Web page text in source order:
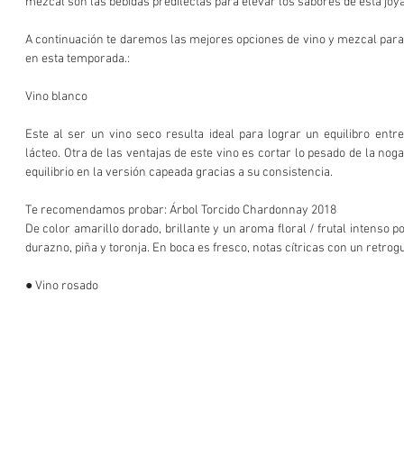
A continuación te daremos las mejores opciones de vino y mezcal
en esta temporada.:
Vino blanco
Este al ser un vino seco resulta ideal para lograr un equilibro
lácteo. Otra de las ventajas de este vino es cortar lo pesado de la
equilibrio en la versión capeada gracias a su consistencia.
Te recomendamos probar: Árbol Torcido Chardonnay 2018
De color amarillo dorado, brillante y un aroma floral / frutal intenso
durazno, piña y toronja. En boca es fresco, notas cítricas con un
● Vino rosado